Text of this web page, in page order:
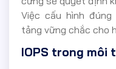
Việc cấu hình
tảng vững chắc cho
IOPS trong môi